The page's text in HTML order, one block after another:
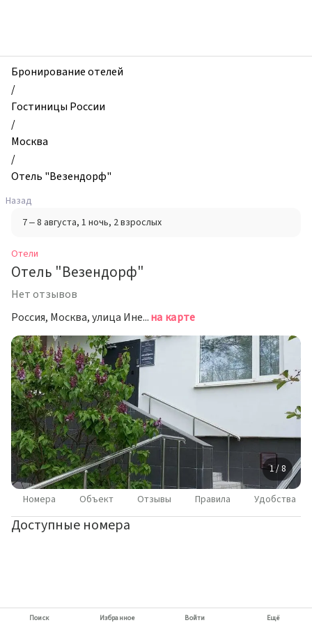
Отель
"Везендорф",
Москва,
Россия
Бронирование отелей
/
Гостиницы России
/
Москва
/
Отель "Везендорф"
Назад
7 – 8 августа, 1 ночь, 2 взрослых
Отели
Отель "Везендорф"
Нет отзывов
Россия, Москва, улица Инессы Арманд, 8/17на карте
1 / 8
Номера Объект Отзывы Правила Удобства
Доступные номера
Поиск Избранное Войти Ещё